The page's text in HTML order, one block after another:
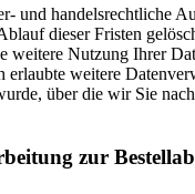
und handelsrechtliche
dieser Fristen
weitere Nutzung Ihrer
erlaubte weitere
über die wir Sie
zur